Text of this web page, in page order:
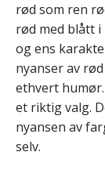
rød som ren
rød med blått
og ens
nyanser av
ethvert
et riktig valg.
nyansen av
selv.